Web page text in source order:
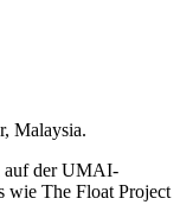
Malaysia.
auf der UMAI-
wie The Float Project